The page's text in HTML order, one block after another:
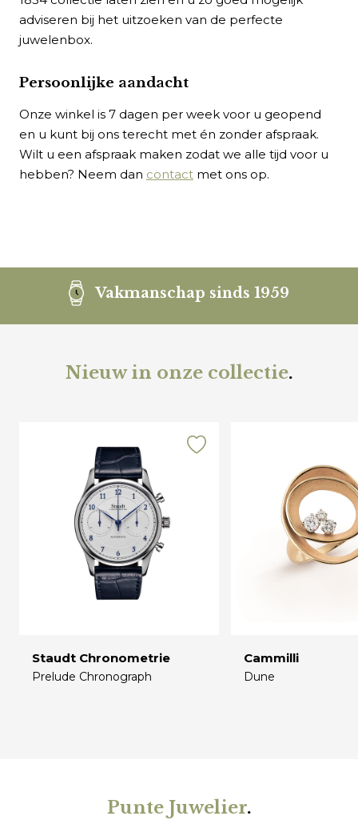
adviseren bij het uitzoeken van de perfecte
juwelenbox.
Persoonlijke aandacht
Onze winkel is 7 dagen per week voor u geopend
en u kunt bij ons terecht met én zonder afspraak.
Wilt u een afspraak maken zodat we alle tijd voor u
hebben? Neem dan contact met ons op.
Vakmanschap sinds 1959
Nieuw in onze collectie.
Staudt Chronometrie
Prelude Chronograph
Cammilli
Dune
Punte Juwelier.